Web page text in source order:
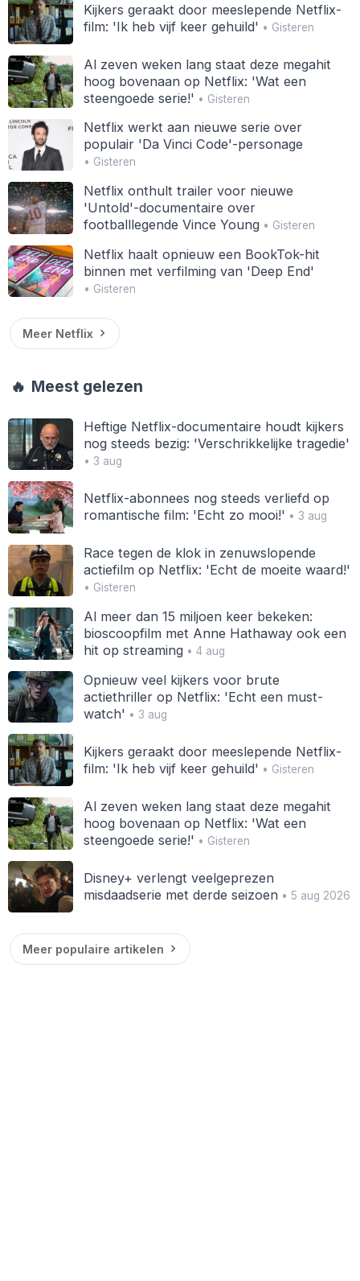
Kijkers geraakt door meeslepende Netflix-
film: 'Ik heb vijf keer gehuild' • Gisteren
Al zeven weken lang staat deze megahit
hoog bovenaan op Netflix: 'Wat een
steengoede serie!' • Gisteren
Netflix werkt aan nieuwe serie over
populair 'Da Vinci Code'-personage
• Gisteren
Netflix onthult trailer voor nieuwe
'Untold'-documentaire over
footballlegende Vince Young• Gisteren
Netflix haalt opnieuw een BookTok-hit
binnen met verfilming van 'Deep End'
• Gisteren
Meer Netflix
🔥 Meest gelezen
Heftige Netflix-documentaire houdt kijkers
nog steeds bezig: 'Verschrikkelijke tragedie'
• 3 aug
Netflix-abonnees nog steeds verliefd op
romantische film: 'Echt zo mooi!' • 3 aug
Race tegen de klok in zenuwslopende
actiefilm op Netflix: 'Echt de moeite waard!'
• Gisteren
Al meer dan 15 miljoen keer bekeken:
bioscoopfilm met Anne Hathaway ook een
hit op streaming• 4 aug
Opnieuw veel kijkers voor brute
actiethriller op Netflix: 'Echt een must-
watch' • 3 aug
Kijkers geraakt door meeslepende Netflix-
film: 'Ik heb vijf keer gehuild' • Gisteren
Al zeven weken lang staat deze megahit
hoog bovenaan op Netflix: 'Wat een
steengoede serie!' • Gisteren
Disney+ verlengt veelgeprezen
misdaadserie met derde seizoen• 5 aug 2026
Meer populaire artikelen